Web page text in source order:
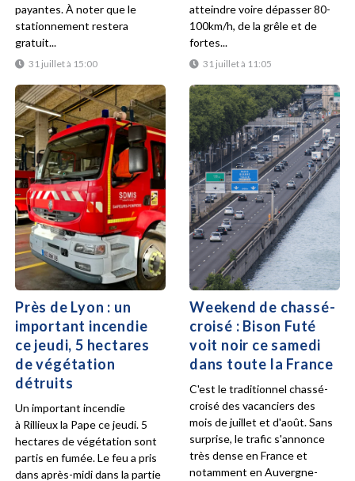
31 juillet à 15:00
payantes. À noter que le
stationnement restera
gratuit...
31 juillet à 11:05
atteindre voire dépasser 80-
100km/h, de la grêle et de
fortes...
Près de Lyon : un
important incendie
ce jeudi, 5 hectares
de végétation
détruits
Un important incendie
à Rillieux la Pape ce jeudi. 5
hectares de végétation sont
partis en fumée. Le feu a pris
dans après-midi dans la partie
Weekend de chassé-
croisé : Bison Futé
voit noir ce samedi
dans toute la France
C'est le traditionnel chassé-
croisé des vacanciers des
mois de juillet et d'août. Sans
surprise, le trafic s'annonce
très dense en France et
notamment en Auvergne-